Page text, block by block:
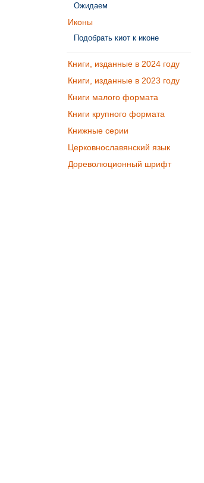
Ожидаем
Иконы
Подобрать киот к иконе
Книги, изданные в 2024 году
Книги, изданные в 2023 году
Книги малого формата
Книги крупного формата
Книжные серии
Церковнославянский язык
Дореволюционный шрифт